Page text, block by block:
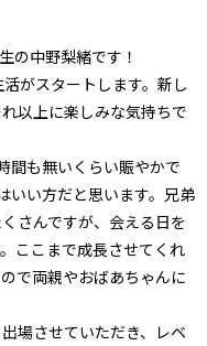
の中野梨緒です！
がスタートします。新し
以上に楽しみな気持ちで
間も無いくらい賑やかで
いい方だと思います。兄弟
さんですが、会える日を
ここまで成長させてくれ
で両親やおばあちゃんに
場させていただき、レベ